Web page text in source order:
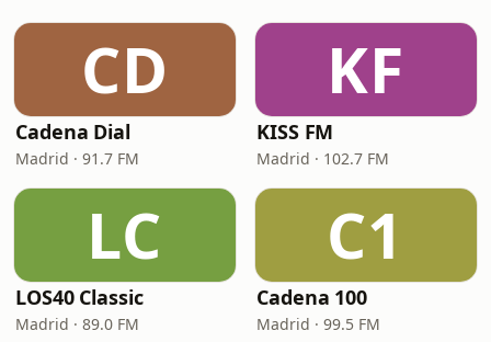
CD
Cadena Dial
Madrid · 91.7 FM
KF
KISS FM
Madrid · 102.7 FM
LC
LOS40 Classic
Madrid · 89.0 FM
C1
Cadena 100
Madrid · 99.5 FM